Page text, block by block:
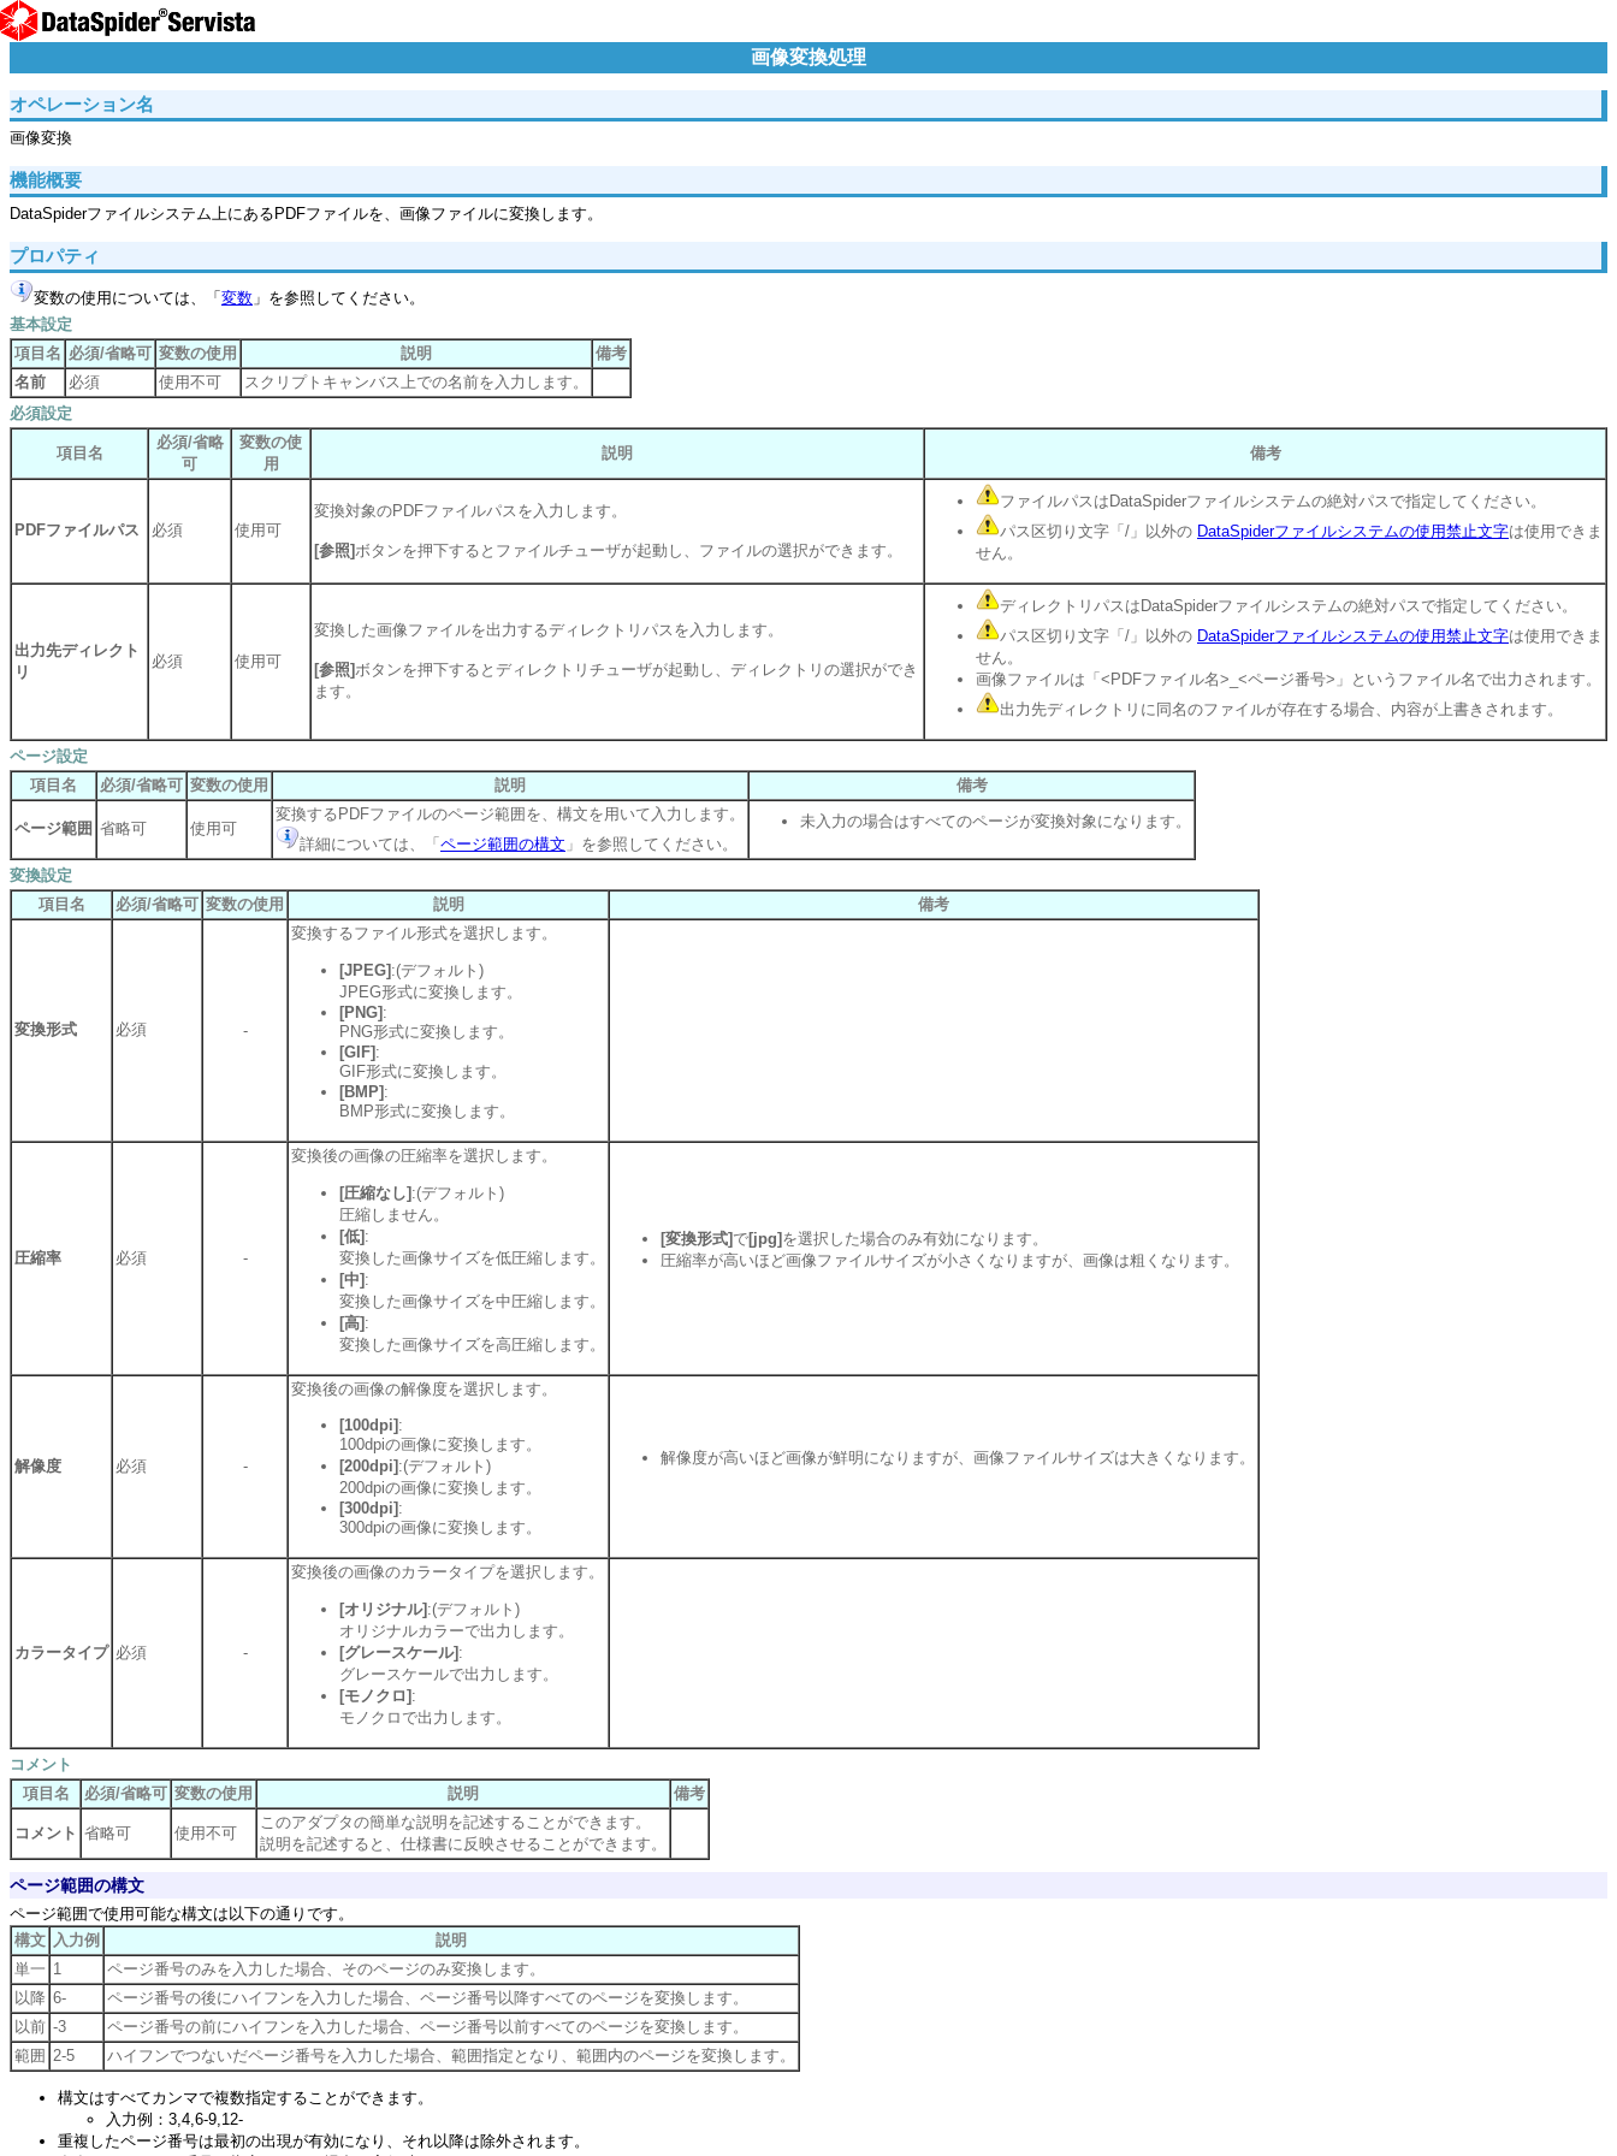
画像変換処理
オペレーション名
画像変換
機能概要
DataSpiderファイルシステム上にあるPDFファイルを、画像ファイルに変換します。
プロパティ
変数の使用については、「 変数 」を参照してください。
基本設定
項目名 必須/省略可 変数の使用 説明
備考
名前
必須 使用不可
スクリプトキャンバス上での名前を入力します。
必須設定
項目名
必須/省略
可
変数の使
用
説明 備考
PDFファイルパス 必須 使用可
変換対象のPDFファイルパスを入力します。
[参照]ボタンを押下するとファイルチューザが起動し、ファイルの選択ができます。
ファイルパスはDataSpiderファイルシステムの絶対パスで指定してください。
パス区切り文字「/」以外の DataSpiderファイルシステムの使用禁止文字は使用できま
せん。
出力先ディレクト
リ
必須 使用可
変換した画像ファイルを出力するディレクトリパスを入力します。
[参照]ボタンを押下するとディレクトリチューザが起動し、ディレクトリの選択ができ
ます。
ディレクトリパスはDataSpiderファイルシステムの絶対パスで指定してください。
パス区切り文字「/」以外の DataSpiderファイルシステムの使用禁止文字は使用できま
せん。
画像ファイルは「<PDFファイル名>_<ページ番号>」というファイル名で出力されます。
出力先ディレクトリに同名のファイルが存在する場合、内容が上書きされます。
ページ設定
項目名
必須/省略可 変数の使用 説明 備考
ページ範囲 省略可 使用可
変換するPDFファイルのページ範囲を、構文を用いて入力します。
詳細については、「 ページ範囲の構文 」を参照してください。
未入力の場合はすべてのページが変換対象になります。
変換設定
項目名
必須/省略可 変数の使用 説明 備考
変換形式 必須 -
変換するファイル形式を選択します。
[JPEG] :(デフォルト)
JPEG形式に変換します。
[PNG] :
PNG形式に変換します。
[GIF] :
GIF形式に変換します。
[BMP] :
BMP形式に変換します。
圧縮率 必須 -
変換後の画像の圧縮率を選択します。
[圧縮なし] :(デフォルト)
圧縮しません。
[低] :
変換した画像サイズを低圧縮します。
[中] :
変換した画像サイズを中圧縮します。
[高] :
変換した画像サイズを高圧縮します。
[変換形式] で[jpg] を選択した場合のみ有効になります。
圧縮率が高いほど画像ファイルサイズが小さくなりますが、画像は粗くなります。
解像度 必須 -
変換後の画像の解像度を選択します。
[100dpi] :
100dpiの画像に変換します。
[200dpi] :(デフォルト)
200dpiの画像に変換します。
[300dpi] :
300dpiの画像に変換します。
解像度が高いほど画像が鮮明になりますが、画像ファイルサイズは大きくなります。
カラータイプ 必須 -
変換後の画像のカラータイプを選択します。
[オリジナル] :(デフォルト)
オリジナルカラーで出力します。
[グレースケール] :
グレースケールで出力します。
[モノクロ] :
モノクロで出力します。
コメント
項目名
必須/省略可 変数の使用 説明 備考
コメント 省略可 使用不可
このアダプタの簡単な説明を記述することができます。
説明を記述すると、仕様書に反映させることができます。
ページ範囲の構文
ページ範囲で使用可能な構文は以下の通りです。
構文 入力例
説明
単一 1
ページ番号のみを入力した場合、そのページのみ変換します。
以降 6-
ページ番号の後にハイフンを入力した場合、ページ番号以降すべてのページを変換します。
以前 -3
ページ番号の前にハイフンを入力した場合、ページ番号以前すべてのページを変換します。
範囲 2-5 ハイフンでつないだページ番号を入力した場合、範囲指定となり、範囲内のページを変換します。
構文はすべてカンマで複数指定することができます。
入力例：3,4,6-9,12-
重複したページ番号は最初の出現が有効になり、それ以降は除外されます。